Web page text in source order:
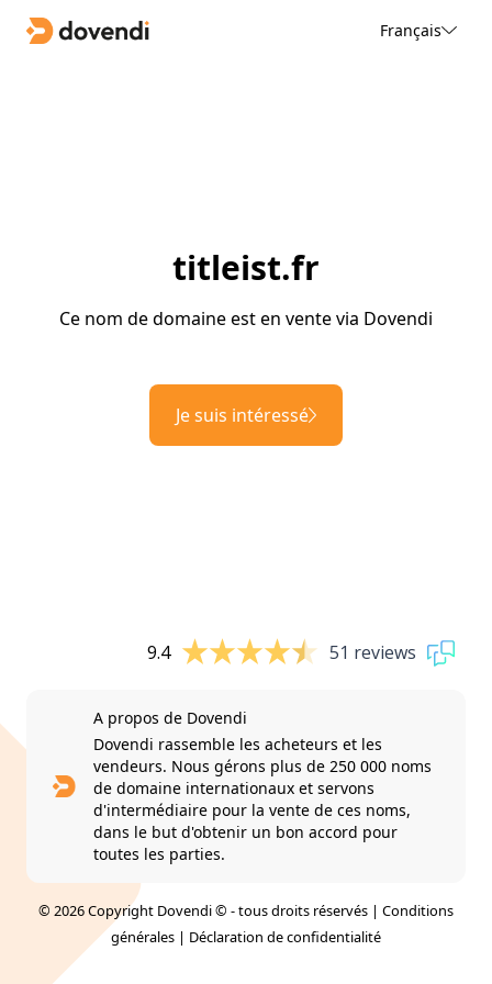
Français
titleist.fr
Ce nom de domaine est en vente via Dovendi
Je suis intéressé
9.4 51 reviews
A propos de Dovendi
Dovendi rassemble les acheteurs et les
vendeurs. Nous gérons plus de 250 000 noms
de domaine internationaux et servons
d'intermédiaire pour la vente de ces noms,
dans le but d'obtenir un bon accord pour
toutes les parties.
© 2026 Copyright Dovendi © - tous droits réservés | Conditions
générales | Déclaration de confidentialité